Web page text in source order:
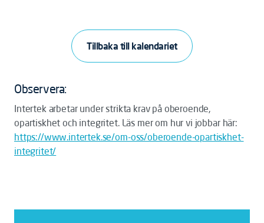
Tillbaka till kalendariet
Observera:
Intertek arbetar under strikta krav på oberoende,
opartiskhet och integritet. Läs mer om hur vi jobbar här:
https://www.intertek.se/om-oss/oberoende-opartiskhet-
integritet/